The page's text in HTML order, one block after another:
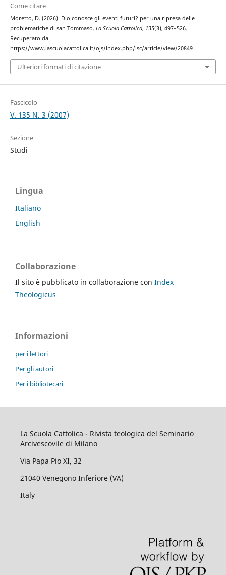
Come citare
Moretto, D. (2026). Dio conosce gli eventi futuri? per una ripresa delle
problematiche di san Tommaso. La Scuola Cattolica, 135(3), 497–526.
Recuperato da
https://www.lascuolacattolica.it/ojs/index.php/lsc/article/view/20849
Ulteriori formati di citazione
Fascicolo
V. 135 N. 3 (2007)
Sezione
Studi
Lingua
Italiano
English
Collaborazione
Il sito è pubblicato in collaborazione con Index
Theologicus
Informazioni
per i lettori
Per gli autori
Per i bibliotecari
La Scuola Cattolica - Rivista teologica del Seminario
Arcivescovile di Milano
Via Papa Pio XI, 32
21040 Venegono Inferiore (VA)
Italy